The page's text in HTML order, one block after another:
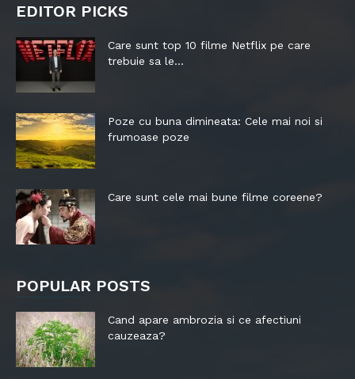
EDITOR PICKS
Care sunt top 10 filme Netflix pe care
trebuie sa le...
Poze cu buna dimineata: Cele mai noi si
frumoase poze
Care sunt cele mai bune filme coreene?
POPULAR POSTS
Cand apare ambrozia si ce afectiuni
cauzeaza?